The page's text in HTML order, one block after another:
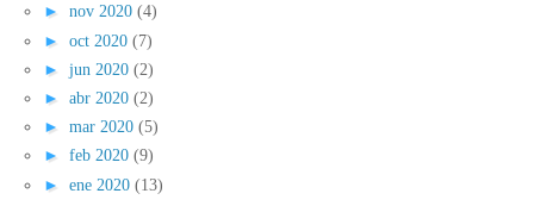
► nov 2020 (4)
► oct 2020 (7)
► jun 2020 (2)
► abr 2020 (2)
► mar 2020 (5)
► feb 2020 (9)
► ene 2020 (13)